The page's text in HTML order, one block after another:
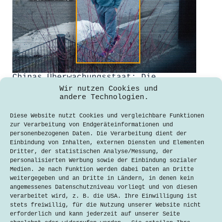
Wir nutzen Cookies und
andere Technologien.
Diese Website nutzt Cookies und vergleichbare Funktionen
zur Verarbeitung von Endgeräteinformationen und
personenbezogenen Daten. Die Verarbeitung dient der
Einbindung von Inhalten, externen Diensten und Elementen
Dritter, der statistischen Analyse/Messung, der
personalisierten Werbung sowie der Einbindung sozialer
Medien. Je nach Funktion werden dabei Daten an Dritte
weitergegeben und an Dritte in Ländern, in denen kein
angemessenes Datenschutzniveau vorliegt und von diesen
verarbeitet wird, z. B. die USA. Ihre Einwilligung ist
stets freiwillig, für die Nutzung unserer Website nicht
erforderlich und kann jederzeit auf unserer Seite
Chinas Überwachungsstaat: Die
Schattenseiten des technologischen
Fortschritts
rabinovi
8. Februar 2024
China hat sich zum Ziel gesetzt,
weltweit technologischer Vorreiter zu
werden, besonders im Digitalen.
Entwicklungen und Innovationen
fließen jedoch nicht nur in neue
Produkte, sondern auch in eine nahezu
flächendeckende Überwachung. Ausbau
der Überwachung Seit 2012 ist Xi
Jinping das…
Lesen